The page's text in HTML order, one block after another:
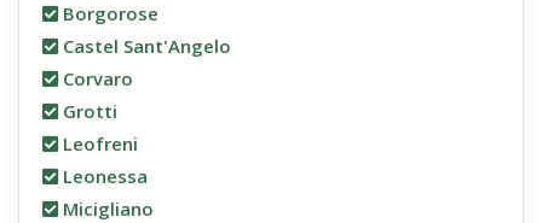
Borgorose
Castel Sant'Angelo
Corvaro
Grotti
Leofreni
Leonessa
Micigliano